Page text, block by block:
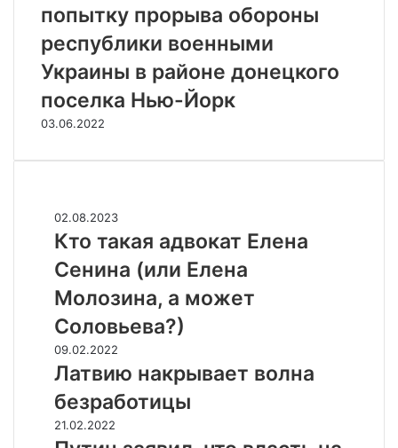
попытку прорыва обороны
республики военными
Украины в районе донецкого
поселка Нью-Йорк
03.06.2022
К
т
т
а
а
я
а
д
в
о
к
02.08.2023
Кто такая адвокат Елена
Сенина (или Елена
Молозина, а может
Соловьева?)
Л
а
в
и
ю
09.02.2022
Латвию накрывает волна
безработицы
П
у
21.02.2022